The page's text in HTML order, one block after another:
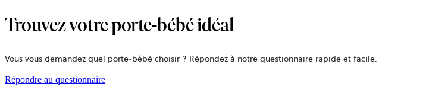
Trouvez votre porte-bébé idéal
Vous vous demandez quel porte-bébé choisir ? Répondez à notre questionnaire rapide et facile.
Répondre au questionnaireouvre